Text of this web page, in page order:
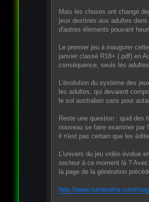
Mais les choses ont changé
jeux destinés aux adultes
d'autres éléments pouvant
Le premier jeu à inaugurer
janvier classé R18+ (.pdf) en
conséquence, seuls les
L'évolution du système des
les adultes, qui devaient
le sol australien sans pour
Reste une question : quid des
nouveau se faire examiner
il n'est pas certain que les
L'univers du jeu vidéo évolue
secteur à ce moment là ?
la page de la génération
http://www.numerama.com/